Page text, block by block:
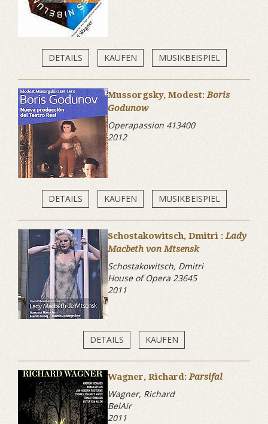
DETAILS KAUFEN MUSIKBEISPIEL
Mussorgsky, Modest:Boris
Godunow
Operapassion 413400
2012
DETAILS KAUFEN MUSIKBEISPIEL
Schostakowitsch, Dmitri :Lady
Macbeth von Mtsensk
Schostakowitsch, Dmitri
House of Opera 23645
2011
DETAILS KAUFEN
Wagner, Richard:Parsifal
Wagner, Richard
BelAir
2011